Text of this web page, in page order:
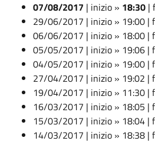
07/08/2017 | inizio » 18:30 |
29/06/2017 | inizio » 19:00 |
06/06/2017 | inizio » 18:00 |
05/05/2017 | inizio » 19:06 |
04/05/2017 | inizio » 19:00 |
27/04/2017 | inizio » 19:02 |
19/04/2017 | inizio » 11:30 |
16/03/2017 | inizio » 18:05 |
15/03/2017 | inizio » 18:04 |
14/03/2017 | inizio » 18:38 |